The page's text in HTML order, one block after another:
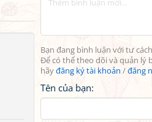
Bạn đang bình luận với tư
Để có thể theo dõi và quản lý
hãyđăng ký tài khoản /đăng
Tên của bạn: